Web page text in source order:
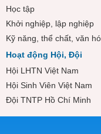
Học tập
Khởi nghiệp, lập nghiệp
Kỹ năng, thể chất, văn
Hoạt động Hội, Đội
Hội LHTN Việt Nam
Hội Sinh Viên Việt Nam
Đội TNTP Hồ Chí Minh